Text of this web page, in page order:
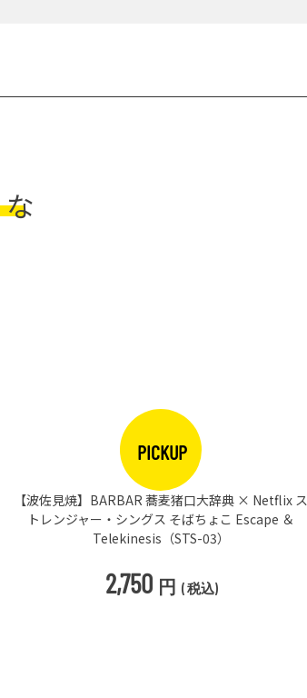
な
PICKUP
【波佐見焼】BARBAR 蕎麦猪口大辞典 × Netflix ス
トレンジャー・シングス そばちょこ Escape ＆
Telekinesis（STS-03）
2,750 円 (税込)